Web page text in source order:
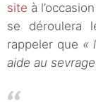
site à
se déroulera
rappeler que «
aide au